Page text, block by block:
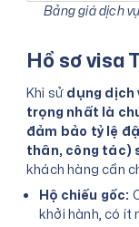
Bảng giá dịch
Hồ sơ visa
Khi sửdụng dịch
trọng nhất là
đảm bảo tỷ lệ
thân, công tác)
khách hàng cần
Hộ chiếu gốc:
khởi hành, có ít